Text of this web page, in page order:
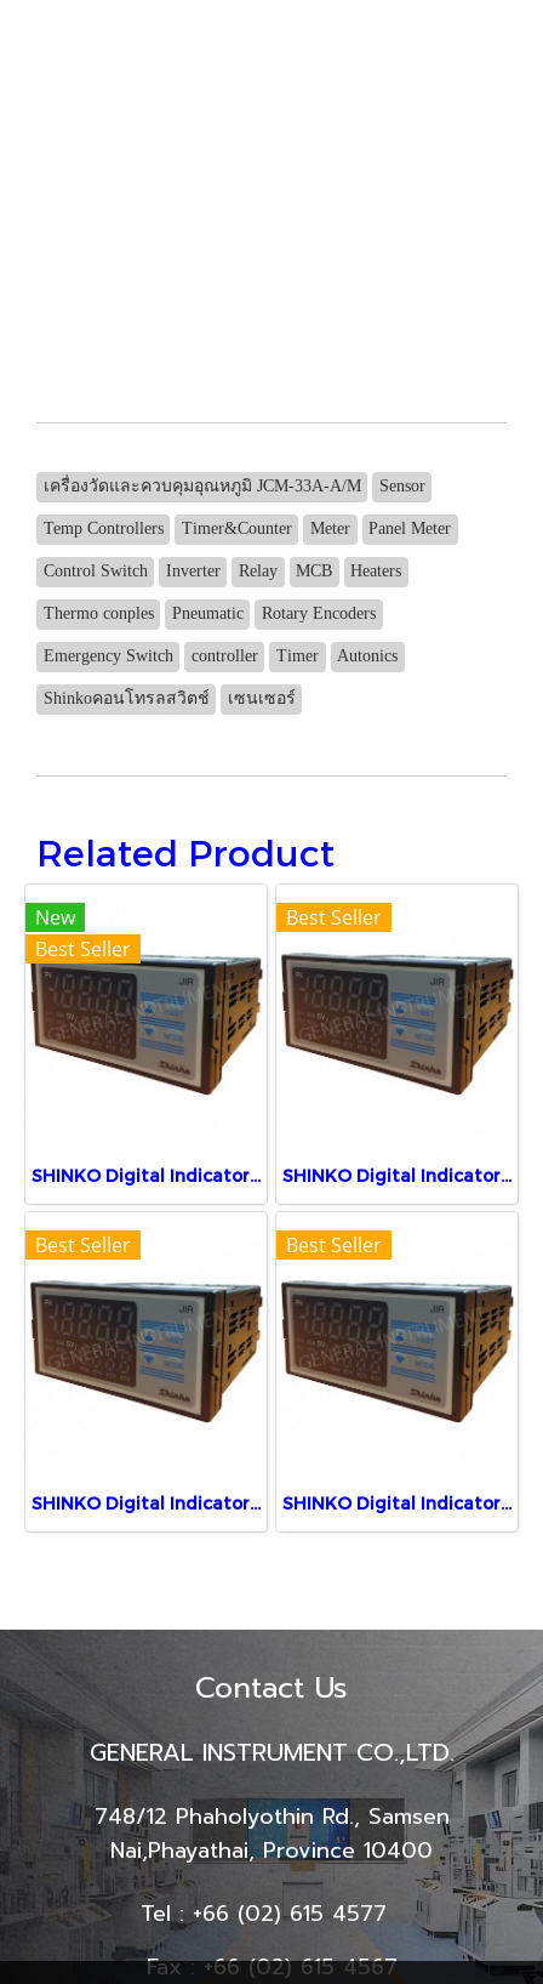
เครื่องวัดและควบคุมอุณหภูมิ JCM-33A-A/M Sensor
Temp Controllers Timer&Counter Meter Panel Meter
Control Switch Inverter Relay MCB Heaters
Thermo conples Pneumatic Rotary Encoders
Emergency Switch controller Timer Autonics
Shinkoคอนโทรลสวิตช์ เซนเซอร์
Related Product
New
Best Seller
SHINKO Digital Indicator JIR-301-M, BK, P24
Best Seller
SHINKO Digital Indicator JIR-301-M, BK
Best Seller
SHINKO Digital Indicator JIR-301-M, 1, BK, TA(0-20)
Best Seller
SHINKO Digital Indicator JIR-301-M, BK,TA (5 Digits)
Contact Us
GENERAL INSTRUMENT CO.,LTD.
748/12 Phaholyothin Rd., Samsen
Nai,Phayathai, Province 10400
Tel : +66 (02) 615 4577
Fax : +66 (02) 615 4567